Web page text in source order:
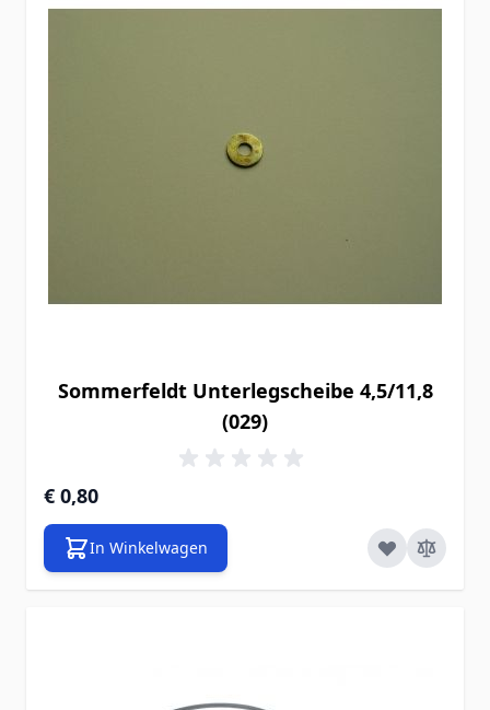
Sommerfeldt Unterlegscheibe 4,5/11,8
(029)
€ 0,80
In Winkelwagen